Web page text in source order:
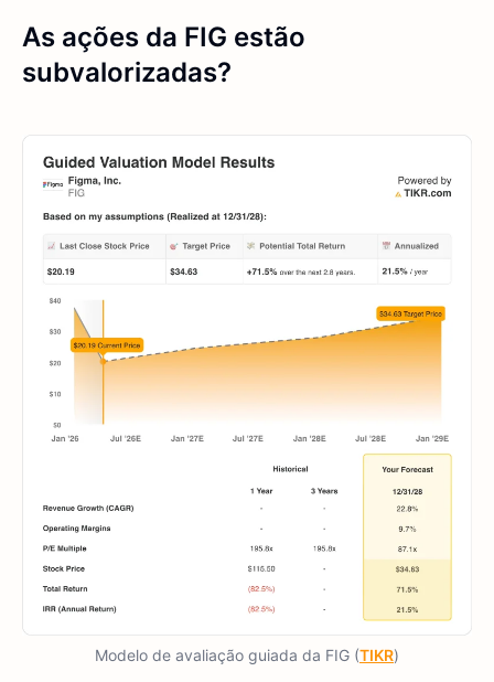
As ações da FIG estão
subvalorizadas?
Modelo de avaliação guiada da FIG (TIKR)